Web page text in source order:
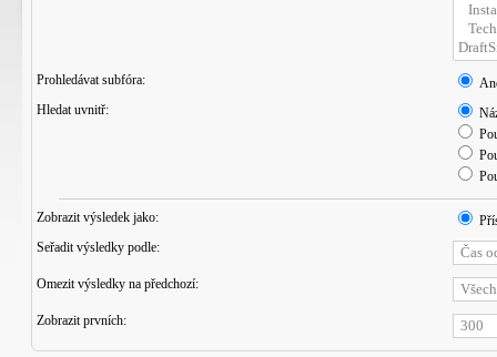
Prohledávat subfóra:
Hledat uvnitř:
Zobrazit výsledek jako:
Seřadit výsledky podle:
Omezit výsledky na předchozí:
Zobrazit prvních: